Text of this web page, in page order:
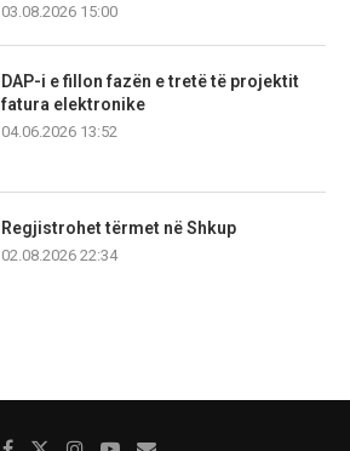
03.08.2026 15:00
DAP-i e fillon fazën e tretë të projektit
fatura elektronike
04.06.2026 13:52
Regjistrohet tërmet në Shkup
02.08.2026 22:34